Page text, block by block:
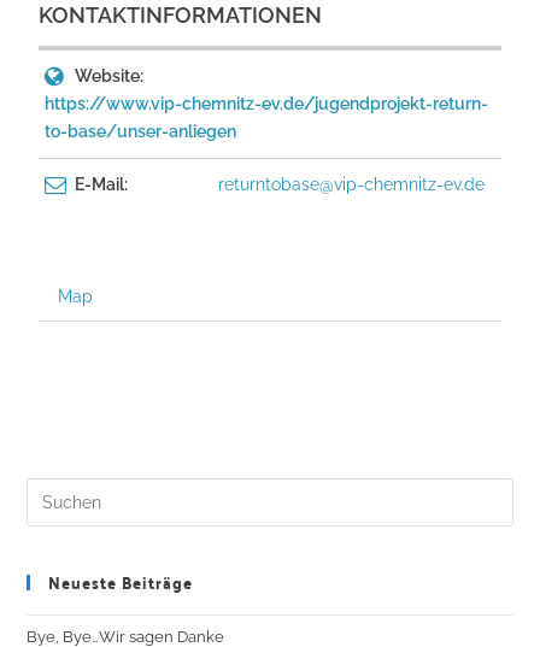
KONTAKTINFORMATIONEN
Website:
https://www.vip-chemnitz-ev.de/jugendprojekt-return-
to-base/unser-anliegen
E-Mail: returntobase@vip-chemnitz-ev.de
Map
Neueste Beiträge
Bye, Bye…Wir sagen Danke